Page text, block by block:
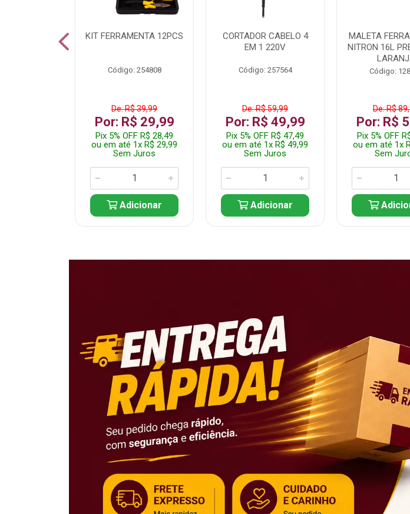
KIT FERRAMENTA 12PCS
Código: 254808
De: R$ 39,99
Por: R$ 29,99
Pix 5% OFF R$ 28,49
ou em até 1x R$ 29,99
Sem Juros
Adicionar
CORTADOR CABELO 4
EM 1 220V
Código: 257564
De: R$ 59,99
Por: R$ 49,99
Pix 5% OFF R$ 47,49
ou em até 1x R$ 49,99
Sem Juros
Adicionar
MALETA
NITRON 16L
Código:
De: R$
Por: R$
Pix 5% OFF
ou em até 1x
Sem